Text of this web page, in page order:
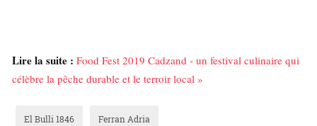
Lire la suite : Food Fest 2019 Cadzand - un festival culinaire qui
célèbre la pêche durable et le terroir local »
El Bulli 1846 Ferran Adria